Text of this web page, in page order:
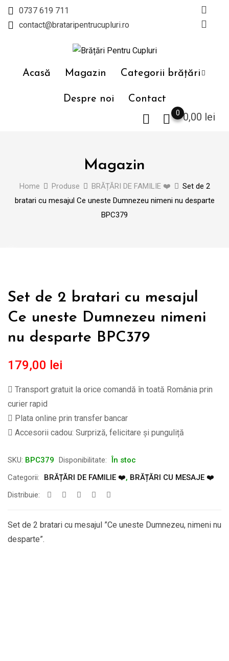
Skip
0737 619 711
contact@brataripentrucupluri.ro
Acasă Magazin Categorii brățări
Despre noi Contact
0,00 lei
0
Magazin
Home Produse BRĂȚĂRI DE FAMILIE ❤️
Set de 2
bratari cu mesajul Ce uneste Dumnezeu nimeni nu desparte
BPC379
Set de 2 bratari cu mesajul
Ce uneste Dumnezeu nimeni
nu desparte BPC379
179,00 lei
Transport gratuit la orice comandă în toată România prin
curier rapid
Plata online prin transfer bancar
Accesorii cadou: Surpriză, felicitare și punguliță
SKU: BPC379 Disponibilitate: În stoc
Categorii:
BRĂȚĂRI DE FAMILIE ❤️, BRĂȚĂRI CU MESAJE ❤️
Distribuie:
Set de 2 bratari cu mesajul ”Ce uneste Dumnezeu, nimeni nu
desparte”.